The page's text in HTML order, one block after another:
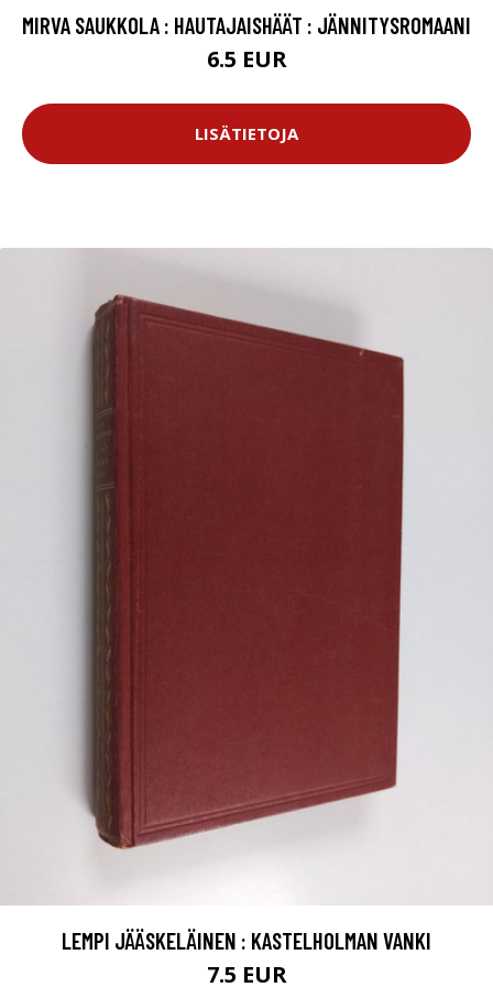
MIRVA SAUKKOLA : HAUTAJAISHÄÄT : JÄNNITYSROMAANI
6.5 EUR
LISÄTIETOJA
LEMPI JÄÄSKELÄINEN : KASTELHOLMAN VANKI
7.5 EUR